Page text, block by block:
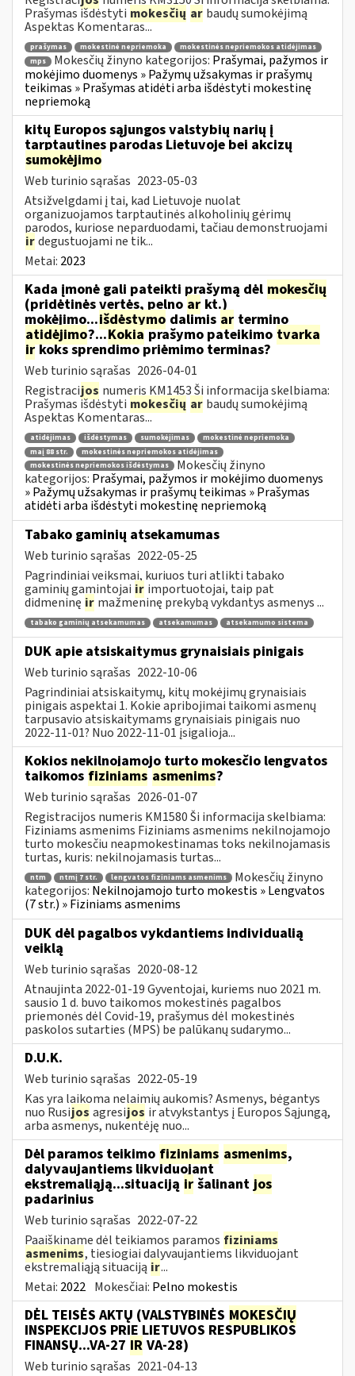
Prašymas išdėstyti mokesčių ar baudų sumokėjimą
Aspektas Komentaras...
prašymas mokestinė nepriemoka
mokestinės nepriemokos atidėjimas
mps
Mokesčių žinyno kategorijos: Prašymai, pažymos ir
mokėjimo duomenys » Pažymų užsakymas ir prašymų
teikimas » Prašymas atidėti arba išdėstyti mokestinę
nepriemoką
kitų Europos sąjungos valstybių narių į
tarptautines parodas Lietuvoje bei akcizų
sumokėjimo
Web turinio sąrašas 2023-05-03
Atsižvelgdami į tai, kad Lietuvoje nuolat
organizuojamos tarptautinės alkoholinių gėrimų
parodos, kuriose neparduodami, tačiau demonstruojami
irdegustuojami ne tik...
Metai: 2023
Kada įmonė gali pateikti prašymą dėl mokesčių
(pridėtinės vertės, pelno ar kt.)
mokėjimo...išdėstymo dalimis ar termino
atidėjimo?...Kokiaprašymo pateikimo tvarka
irkoks sprendimo priėmimo terminas?
Web turinio sąrašas 2026-04-01
Registracijos numeris KM1453 Ši informacija skelbiama:
Prašymas išdėstyti mokesčių ar baudų sumokėjimą
Aspektas Komentaras...
atidėjimas išdėstymas sumokėjimas
mokestinė nepriemoka
maį 88 str.
mokestinės nepriemokos atidėjimas
mokestinės nepriemokos išdėstymas
Mokesčių žinyno
kategorijos: Prašymai, pažymos ir mokėjimo duomenys
» Pažymų užsakymas ir prašymų teikimas » Prašymas
atidėti arba išdėstyti mokestinę nepriemoką
Tabako gaminių atsekamumas
Web turinio sąrašas 2022-05-25
Pagrindiniai veiksmai, kuriuos turi atlikti tabako
gaminių gamintojai ir importuotojai, taip pat
didmeninę ir mažmeninę prekybą vykdantys asmenys ...
tabako gaminių atsekamumas atsekamumas atsekamumo sistema
DUK apie atsiskaitymus grynaisiais pinigais
Web turinio sąrašas 2022-10-06
Pagrindiniai atsiskaitymų, kitų mokėjimų grynaisiais
pinigais aspektai 1. Kokie apribojimai taikomi asmenų
tarpusavio atsiskaitymams grynaisiais pinigais nuo
2022-11-01? Nuo 2022-11-01 įsigalioja...
Kokios nekilnojamojo turto mokesčio lengvatos
taikomos fiziniams asmenims?
Web turinio sąrašas 2026-01-07
Registracijos numeris KM1580 Ši informacija skelbiama:
Fiziniams asmenims Fiziniams asmenims nekilnojamojo
turto mokesčiu neapmokestinamas toks nekilnojamasis
turtas, kuris: nekilnojamasis turtas...
ntm ntmį 7 str. lengvatos fiziniams asmenims
Mokesčių žinyno
kategorijos: Nekilnojamojo turto mokestis » Lengvatos
(7 str.) » Fiziniams asmenims
DUK dėl pagalbos vykdantiems individualią
veiklą
Web turinio sąrašas 2020-08-12
Atnaujinta 2022-01-19 Gyventojai, kuriems nuo 2021 m.
sausio 1 d. buvo taikomos mokestinės pagalbos
priemonės dėl Covid-19, prašymus dėl mokestinės
paskolos sutarties (MPS) be palūkanų sudarymo...
D.U.K.
Web turinio sąrašas 2022-05-19
Kas yra laikoma nelaimių aukomis? Asmenys, bėgantys
nuo Rusijos agresijos ir atvykstantys į Europos Sąjungą,
arba asmenys, nukentėję nuo...
Dėl paramos teikimo fiziniams asmenims,
dalyvaujantiems likviduojant
ekstremaliąją...situaciją ir šalinant jos
padarinius
Web turinio sąrašas 2022-07-22
Paaiškiname dėl teikiamos paramos fiziniams
asmenims, tiesiogiai dalyvaujantiems likviduojant
ekstremaliąją situaciją ir...
Metai: 2022 Mokesčiai: Pelno mokestis
DĖL TEISĖS AKTŲ (VALSTYBINĖS MOKESČIŲ
INSPEKCIJOS PRIE LIETUVOS RESPUBLIKOS
FINANSŲ...VA-27 IR VA-28)
Web turinio sąrašas 2021-04-13